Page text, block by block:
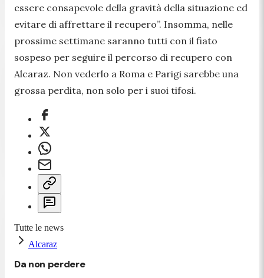
essere consapevole della gravità della situazione ed
evitare di affrettare il recupero”. Insomma, nelle
prossime settimane saranno tutti con il fiato
sospeso per seguire il percorso di recupero con
Alcaraz. Non vederlo a Roma e Parigi sarebbe una
grossa perdita, non solo per i suoi tifosi.
Tutte le news
Alcaraz
Da non perdere